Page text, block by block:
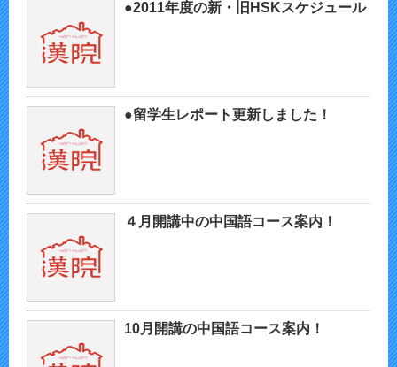
●2011年度の新・旧HSKスケジュール
●留学生レポート更新しました！
４月開講中の中国語コース案内！
10月開講の中国語コース案内！